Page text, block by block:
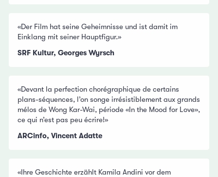
«Der Film hat seine Geheimnisse und ist damit im
Einklang mit seiner Hauptfigur.»
SRF Kultur, Georges Wyrsch
«Devant la perfection chorégraphique de certains
plans-séquences, l’on songe irrésistiblement aux grands
mélos de Wong Kar-Wai, période «In the Mood for Love»,
ce qui n’est pas peu écrire!»
ARCinfo, Vincent Adatte
«Ihre Geschichte erzählt Kamila Andini vor dem